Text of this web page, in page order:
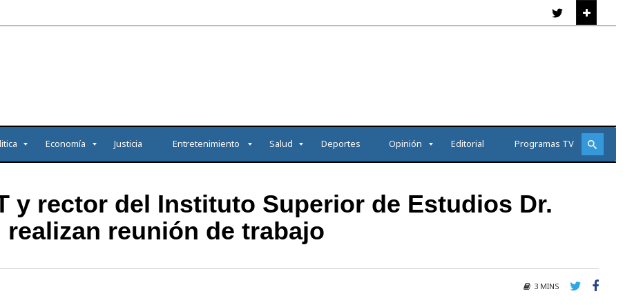
Economía Justicia Entretenimiento Salud Deportes Opinión Editorial Programas TV
y rector del Instituto Superior de Estudios Dr.
reunión de trabajo
3 MINS